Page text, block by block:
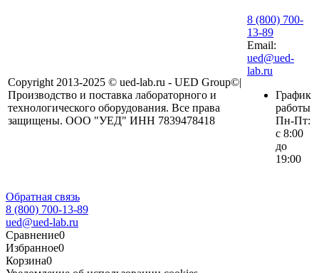
Copyright 2013-2025 © ued-lab.ru - UED Group©|
Производство и поставка лабораторного и
технологического оборудования. Все права
защищены. ООО "УЕД" ИНН 7839478418
8 (800) 700-
13-89
Email:
ued@ued-
lab.ru
График
работы
Пн-Пт:
с 8:00
до
19:00
Обратная связь
8 (800) 700-13-89
ued@ued-lab.ru
Сравнение0
Избранное0
Корзина0